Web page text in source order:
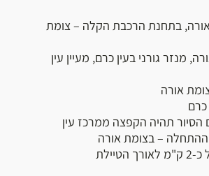
בתחנת הרכבת הקלה – צומת
מנזר גורני בעין כרם, מעיין עין
אורה
כרם
הסיור תהיה הקפצה ממרכז עין
– בצומת אורה